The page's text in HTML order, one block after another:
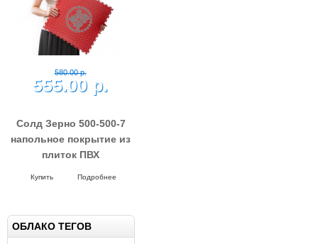
580.00 р.
555.00 р.
Солд Зерно 500-500-7
напольное покрытие из
плиток ПВХ
Напольные покрытия SOLD GRAIN
7-500-500
Купить Подробнее
ОБЛАКО ТЕГОВ